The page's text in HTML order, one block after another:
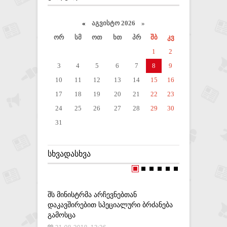
« აგვისტო 2026 »
ორ
სმ ოთ ხთ პრ შბ
კვ
1
2
3
4 5 6 7 8
9
10
11 12 13 14 15
16
17
18 19 20 21 22
23
24
25 26 27 28 29
30
31
ᲡᲮᲕᲐᲓᲐᲡᲮᲕᲐ
ᲨᲡ ᲛᲘᲜᲘᲡᲢᲠᲛᲐ ᲐᲠᲩᲔᲕᲜᲔᲑᲗᲐᲜ
ᲓᲐᲙᲐᲕᲨᲘᲠᲔᲑᲘᲗ ᲡᲞᲔᲪᲘᲐᲚᲣᲠᲘ ᲑᲠᲫᲐᲜᲔᲑᲐ
ᲒᲐᲛᲝᲡᲪᲐ